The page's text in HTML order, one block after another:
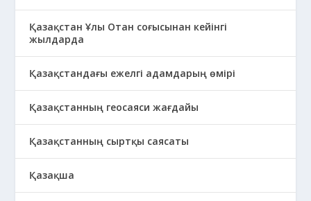
Қазақстан Ұлы Отан соғысынан кейінгі
жылдарда
Қазақстандағы ежелгі адамдарың өмірі
Қазақстанның геосаяси жағдайы
Қазақстанның сыртқы саясаты
Қазақша